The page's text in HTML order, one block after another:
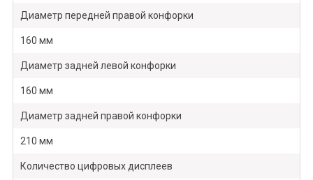
Диаметр передней правой конфорки
160 мм
Диаметр задней левой конфорки
160 мм
Диаметр задней правой конфорки
210 мм
Количество цифровых дисплеев